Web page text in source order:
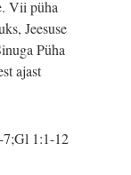
Vii püha
Jeesuse
Püha
ajast
7;Gl 1:1-12